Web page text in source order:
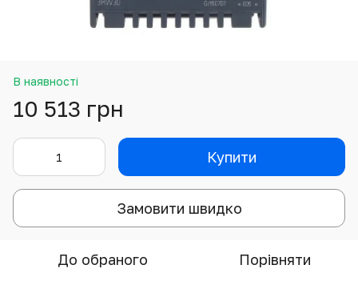
В наявності
10 513 грн
Купити
Замовити швидко
До обраного Порівняти